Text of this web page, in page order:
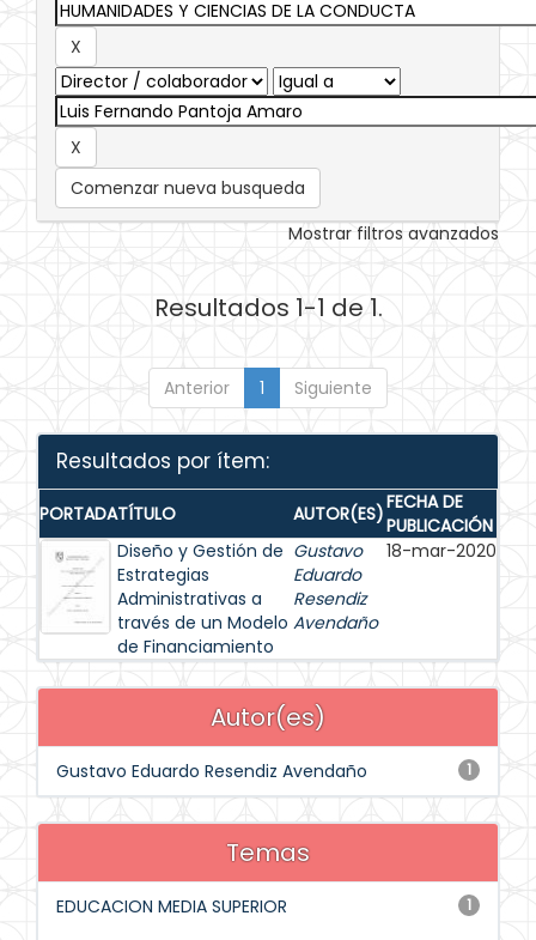
Comenzar nueva busqueda
Mostrar filtros avanzados
Resultados 1-1 de 1.
Anterior 1 Siguiente
Resultados por ítem:
PORTADATÍTULO AUTOR(ES)FECHA DE
PUBLICACIÓN
Diseño y Gestión de
Estrategias
Administrativas a
través de un Modelo
de Financiamiento
Gustavo
Eduardo
Resendiz
Avendaño
18-mar-2020
Autor(es)
1
Gustavo Eduardo Resendiz Avendaño
Temas
1
EDUCACION MEDIA SUPERIOR